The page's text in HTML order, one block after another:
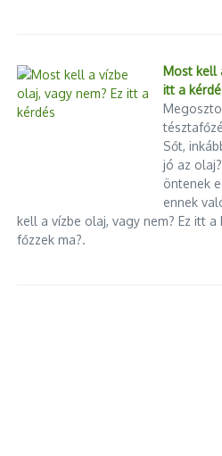
Előző
300 milliárd forintnyi uniós
támogatás Budapestnek
Most kell
itt a
Sőt,
jó az
öntenek
ennek
kell a vízbe olaj, vagy nem? Ez itt
főzzek ma?.